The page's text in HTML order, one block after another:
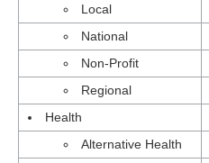
Local
National
Non-Profit
Regional
Health
Alternative Health